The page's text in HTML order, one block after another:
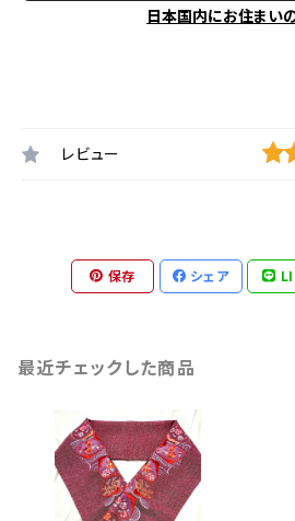
日本国内にお住まい
レビュー
保存 シェア
最近チェックした商品